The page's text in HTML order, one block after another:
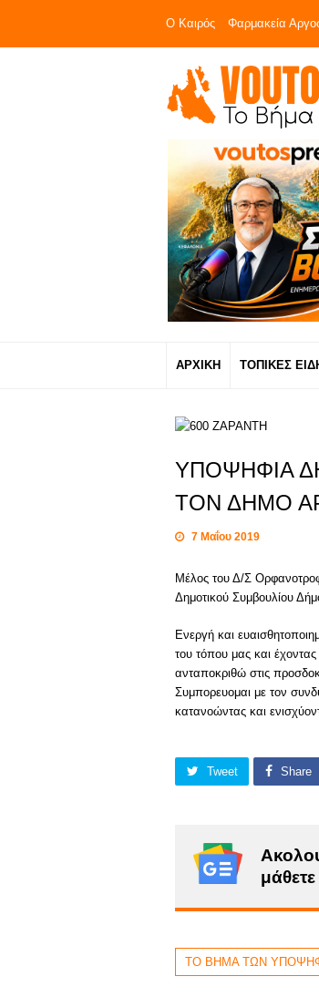
Ο Καιρός Φαρμακεία
ΑΡΧΙΚΗ ΤΟΠΙΚΕΣ
ΥΠΟΨΗΦΙΑ
ΤΟΝ ΔΗΜΟ
7 Μαΐου 2019
Μέλος του Δ/Σ
Δημοτικού Συμβουλίου
Ενεργή και
του τόπου μας και
ανταποκριθώ στις
Συμπορευομαι με τον
κατανοώντας και
Tweet Share
ΤΟ ΒΗΜΑ ΤΩΝ